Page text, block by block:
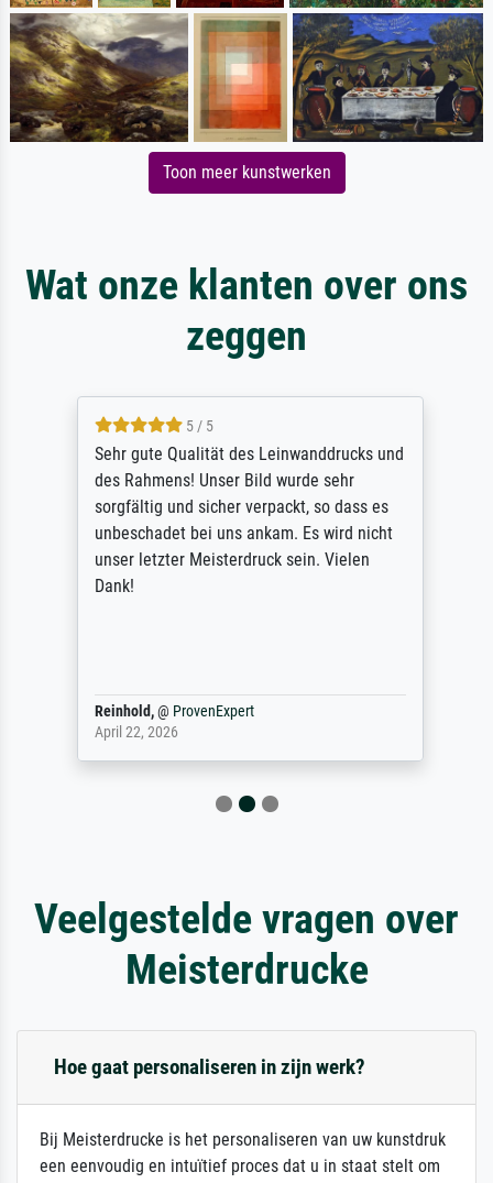
Toon meer kunstwerken
Wat onze klanten over ons
zeggen
5 / 5
Sehr gute Qualität des Leinwanddrucks und
des Rahmens! Unser Bild wurde sehr
sorgfältig und sicher verpackt, so dass es
unbeschadet bei uns ankam. Es wird nicht
unser letzter Meisterdruck sein. Vielen
Dank!
Reinhold,@ ProvenExpert
April 22, 2026
Veelgestelde vragen over
Meisterdrucke
Hoe gaat personaliseren in zijn werk?
Bij Meisterdrucke is het personaliseren van uw kunstdruk
een eenvoudig en intuïtief proces dat u in staat stelt om